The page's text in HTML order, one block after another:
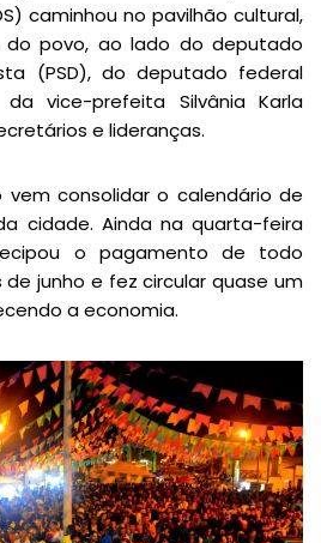
caminhou no pavilhão cultural,
do povo, ao lado do deputado
(PSD), do deputado federal
vice-prefeita Silvânia Karla
e lideranças.
vem consolidar o calendário de
cidade. Ainda na quarta-feira
o pagamento de todo
junho e fez circular quase um
a economia.